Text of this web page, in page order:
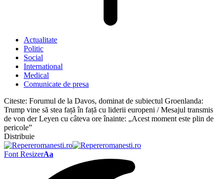
Actualitate
Politic
Social
International
Medical
Comunicate de presa
Citeste: Forumul de la Davos, dominat de subiectul Groenlanda:
Trump vine să stea față în față cu liderii europeni / Mesajul transmis
de von der Leyen cu câteva ore înainte: „Acest moment este plin de
pericole”
Distribuie
Font ResizerAa